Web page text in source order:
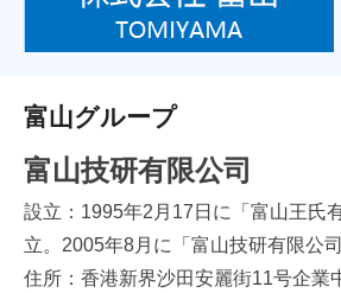
富山グループ
富山技研有限公司
設立：1995年2月17日に「富山王氏
立。2005年8月に「富山技研有限公司
住所：香港新界沙田安麗街11号企業